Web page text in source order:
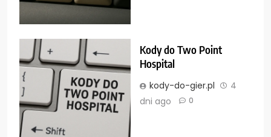
Kody do Two Point
Hospital
kody-do-gier.pl
4
dni ago
0